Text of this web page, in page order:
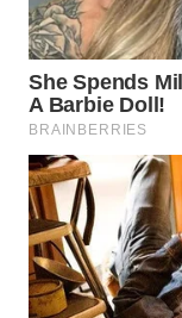
WN
SUKABUMI
WN
PURWAKARTA
WN
PRIANGAN
TIMUR
WN